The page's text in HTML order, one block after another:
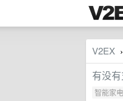
V2EX ›
有没
智能家电